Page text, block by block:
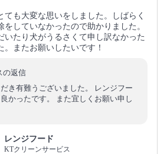
ても大変な思いをしました。しばらく
をしていなかったので助かりました。
いたり犬がうるさくて申し訳なかった
。またお願いしたいです！
の返信
き有難うございました。 レンジフー
かったです。 また宜しくお願い申し
レンジフード
KTクリーンサービス